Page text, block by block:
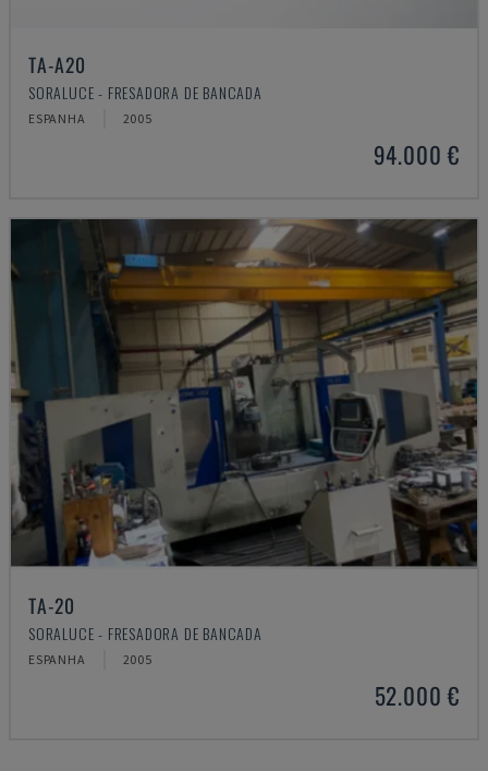
TA-A20
SORALUCE - FRESADORA DE BANCADA
ESPANHA 2005
94.000 €
TA-20
SORALUCE - FRESADORA DE BANCADA
ESPANHA 2005
52.000 €